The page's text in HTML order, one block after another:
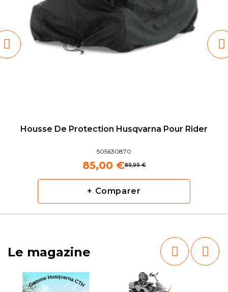
Housse De Protection Husqvarna Pour Rider
505630870
89,99 €
85,00 €
+ Comparer
Le magazine